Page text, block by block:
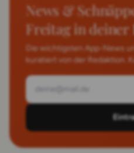
News &
Freitag in deiner
Die wichtigsten App-News
kuratiert von der Redaktion.